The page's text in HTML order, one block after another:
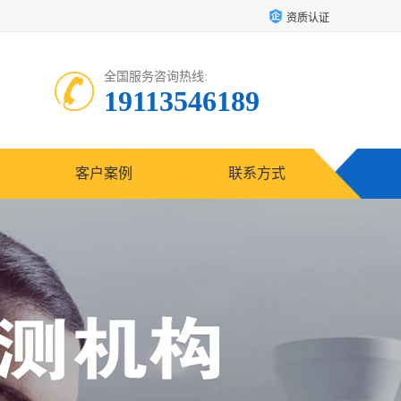
资质认证
全国服务咨询热线:
19113546189
客户案例 联系方式